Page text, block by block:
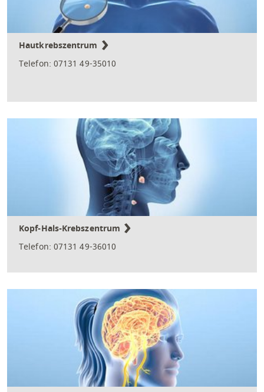
Hautkrebszentrum
Telefon: 07131 49-35010
Kopf-Hals-Krebszentrum
Telefon: 07131 49-36010